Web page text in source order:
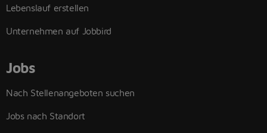
Lebenslauf erstellen
Unternehmen auf Jobbird
Jobs
Nach Stellenangeboten suchen
Jobs nach Standort